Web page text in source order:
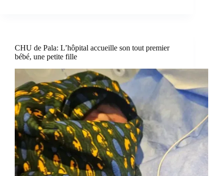
CHU de Pala: L’hôpital accueille son tout premier
bébé, une petite fille